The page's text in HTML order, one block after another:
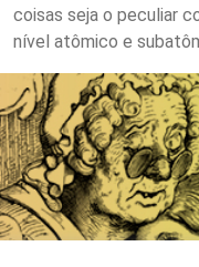
coisas seja o peculiar
nível atômico e